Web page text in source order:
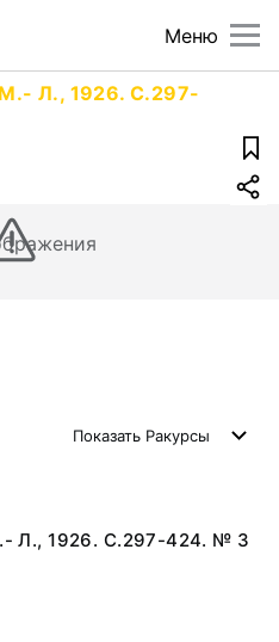
Меню
Л., 1926. С.297-
Показать Ракурсы
Л., 1926. С.297-424. № 3